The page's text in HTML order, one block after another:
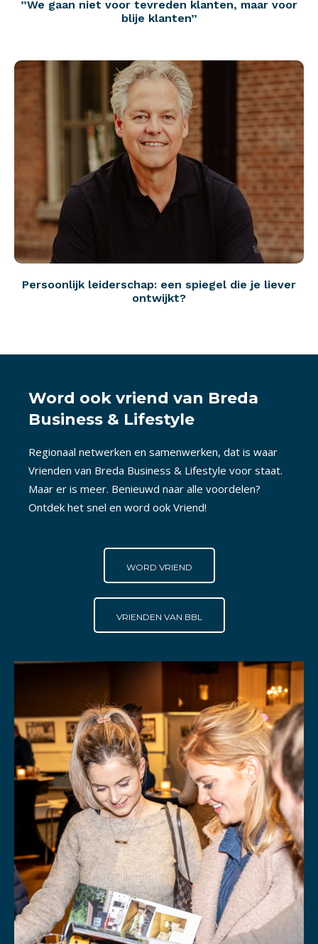
”We gaan niet voor tevreden klanten, maar voor
blije klanten”
Persoonlijk leiderschap: een spiegel die je liever
ontwijkt?
Word ook vriend van Breda
Business & Lifestyle
Regionaal netwerken en samenwerken, dat is waar
Vrienden van Breda Business & Lifestyle voor staat.
Maar er is meer. Benieuwd naar alle voordelen?
Ontdek het snel en word ook Vriend!
WORD VRIEND
VRIENDEN VAN BBL